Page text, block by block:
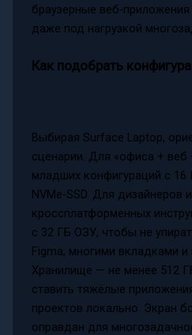
браузерные
даже под нагрузкой
Как подобрать
Выбирая Surface Laptop,
сценарии. Для «офиса + веб
младших конфигураций с
NVMe‑SSD. Для дизайнеров
кроссплатформенных
с 32 ГБ ОЗУ, чтобы не
Figma, многими вкладками и
Хранилище — не менее 512
ставить тяжёлые
проектов локально. Экран
оправдан для